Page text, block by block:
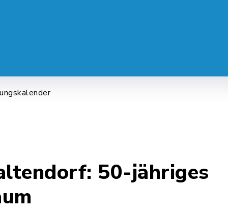
SERVICE LEBEN & ALLTAG
50-jähriges